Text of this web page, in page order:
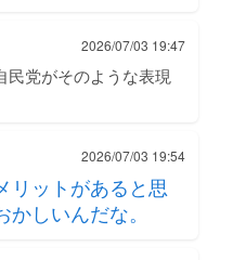
2026/07/03 19:47
民党がそのような表現
2026/07/03 19:54
リットがあると思
しいんだな。